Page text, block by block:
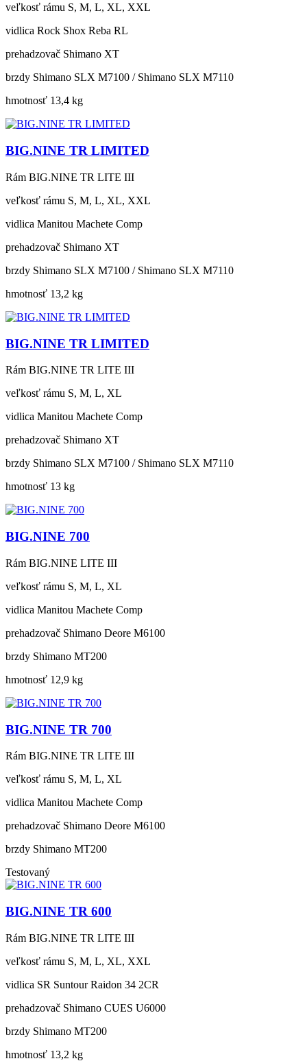
veľkosť rámu S, M, L, XL, XXL
vidlica Rock Shox Reba RL
prehadzovač Shimano XT
brzdy Shimano SLX M7100 / Shimano SLX M7110
hmotnosť 13,4 kg
BIG.NINE TR LIMITED
Rám BIG.NINE TR LITE III
veľkosť rámu S, M, L, XL, XXL
vidlica Manitou Machete Comp
prehadzovač Shimano XT
brzdy Shimano SLX M7100 / Shimano SLX M7110
hmotnosť 13,2 kg
BIG.NINE TR LIMITED
Rám BIG.NINE TR LITE III
veľkosť rámu S, M, L, XL
vidlica Manitou Machete Comp
prehadzovač Shimano XT
brzdy Shimano SLX M7100 / Shimano SLX M7110
hmotnosť 13 kg
BIG.NINE 700
Rám BIG.NINE LITE III
veľkosť rámu S, M, L, XL
vidlica Manitou Machete Comp
prehadzovač Shimano Deore M6100
brzdy Shimano MT200
hmotnosť 12,9 kg
BIG.NINE TR 700
Rám BIG.NINE TR LITE III
veľkosť rámu S, M, L, XL
vidlica Manitou Machete Comp
prehadzovač Shimano Deore M6100
brzdy Shimano MT200
Testovaný
BIG.NINE TR 600
Rám BIG.NINE TR LITE III
veľkosť rámu S, M, L, XL, XXL
vidlica SR Suntour Raidon 34 2CR
prehadzovač Shimano CUES U6000
brzdy Shimano MT200
hmotnosť 13,2 kg